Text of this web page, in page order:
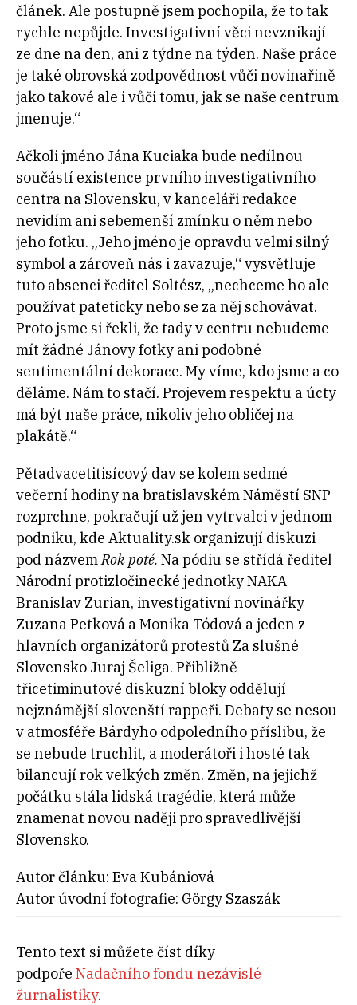
článek. Ale postupně jsem pochopila, že to tak
rychle nepůjde. Investigativní věci nevznikají
ze dne na den, ani z týdne na týden. Naše práce
je také obrovská zodpovědnost vůči novinařině
jako takové ale i vůči tomu, jak se naše centrum
jmenuje.“
Ačkoli jméno Jána Kuciaka bude nedílnou
součástí existence prvního investigativního
centra na Slovensku, v kanceláři redakce
nevidím ani sebemenší zmínku o něm nebo
jeho fotku. „Jeho jméno je opravdu velmi silný
symbol a zároveň nás i zavazuje,“ vysvětluje
tuto absenci ředitel Soltész, „nechceme ho ale
používat pateticky nebo se za něj schovávat.
Proto jsme si řekli, že tady v centru nebudeme
mít žádné Jánovy fotky ani podobné
sentimentální dekorace. My víme, kdo jsme a co
děláme. Nám to stačí. Projevem respektu a úcty
má být naše práce, nikoliv jeho obličej na
plakátě.“
Pětadvacetitisícový dav se kolem sedmé
večerní hodiny na bratislavském Náměstí SNP
rozprchne, pokračují už jen vytrvalci v jednom
podniku, kde Aktuality.sk organizují diskuzi
pod názvemRok poté. Na pódiu se střídá ředitel
Národní protizločinecké jednotky NAKA
Branislav Zurian, investigativní novinářky
Zuzana Petková a Monika Tódová a jeden z
hlavních organizátorů protestů Za slušné
Slovensko Juraj Šeliga. Přibližně
třicetiminutové diskuzní bloky oddělují
nejznámější slovenští rappeři. Debaty se nesou
v atmosféře Bárdyho odpoledního příslibu, že
se nebude truchlit, a moderátoři i hosté tak
bilancují rok velkých změn. Změn, na jejichž
počátku stála lidská tragédie, která může
znamenat novou naději pro spravedlivější
Slovensko.
Autor článku: Eva Kubániová
Autor úvodní fotografie: Görgy Szaszák
Tento text si můžete číst díky
podpoře Nadačního fondu nezávislé
žurnalistiky.